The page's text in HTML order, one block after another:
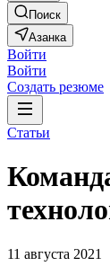
Поиск
Азанка
Войти
Войти
Создать резюме
Статьи
11 августа 2021